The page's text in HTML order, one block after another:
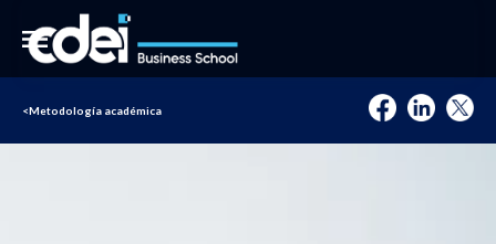
<Metodología académica